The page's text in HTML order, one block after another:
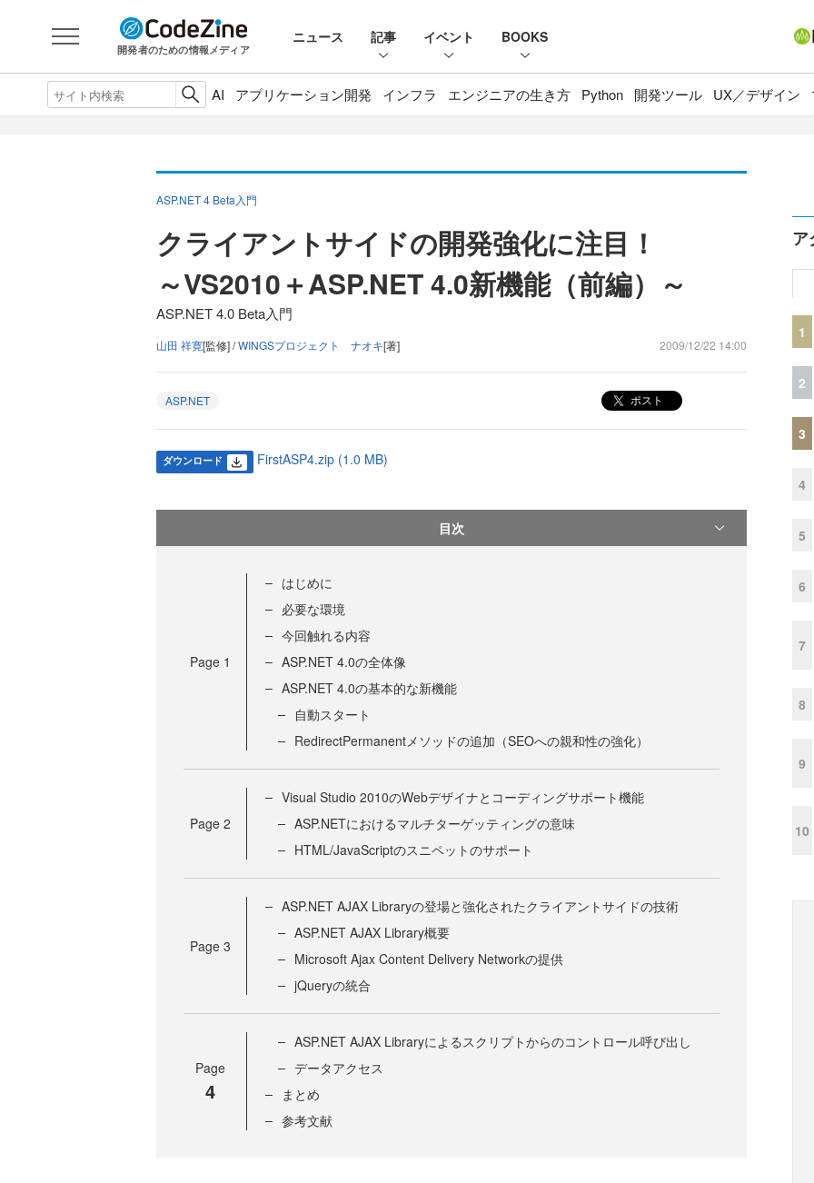
開発者のための情報メディア
ニュース 記事 イベント BOOKS
AI アプリケーション開発 インフラ エンジニアの生き方 Python 開発ツール UX／デザイン
ASP.NET 4 Beta入門
クライアントサイドの開発強化に注目！
～VS2010＋ASP.NET 4.0新機能（前編）～
ASP.NET 4.0 Beta入門
山田 祥寛[監修] /WINGSプロジェクト ナオキ[著] 2009/12/22 14:00
ASP.NET ポスト
ダウンロード FirstASP4.zip (1.0 MB)
目次
Page 1
はじめに
必要な環境
今回触れる内容
ASP.NET 4.0の全体像
ASP.NET 4.0の基本的な新機能
自動スタート
RedirectPermanentメソッドの追加（SEOへの親和性の強化）
Page 2
Visual Studio 2010のWebデザイナとコーディングサポート機能
ASP.NETにおけるマルチターゲッティングの意味
HTML/JavaScriptのスニペットのサポート
Page 3
ASP.NET AJAX Libraryの登場と強化されたクライアントサイドの技術
ASP.NET AJAX Library概要
Microsoft Ajax Content Delivery Networkの提供
jQueryの統合
Page
4
ASP.NET AJAX Libraryによるスクリプトからのコントロール呼び出し
データアクセス
まとめ
参考文献
ア
1
2
3
4
5
6
7
8
9
10